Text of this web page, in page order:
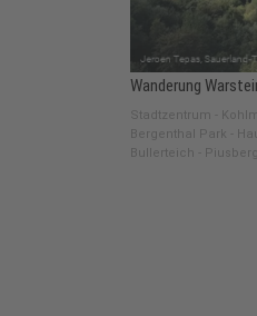
Wanderung
Stadtzentrum -
Bergenthal Park -
Bullerteich -